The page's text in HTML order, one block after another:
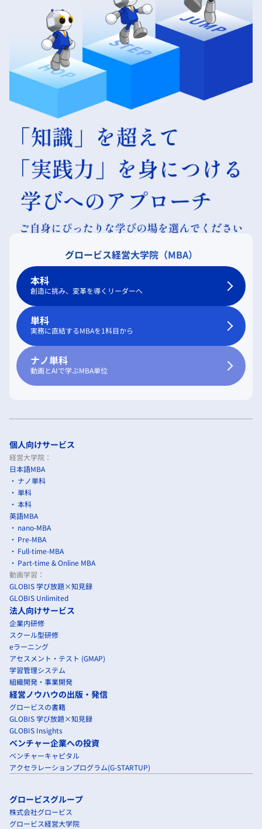
グロービス経営大学院（MBA）
本科
創造に挑み、変革を導くリーダーへ
単科
実務に直結するMBAを1科目から
ナノ単科
動画とAIで学ぶMBA単位
個人向けサービス
経営大学院：
日本語MBA
ナノ単科
単科
本科
英語MBA
nano-MBA
Pre-MBA
Full-time-MBA
Part-time & Online MBA
動画学習：
GLOBIS 学び放題×知見録
GLOBIS Unlimited
法人向けサービス
企業内研修
スクール型研修
eラーニング
アセスメント・テスト (GMAP)
学習管理システム
組織開発・事業開発
経営ノウハウの出版・発信
グロービスの書籍
GLOBIS 学び放題×知見録
GLOBIS Insights
ベンチャー企業への投資
ベンチャーキャピタル
アクセラレーションプログラム(G-STARTUP)
グロービスグループ
株式会社グロービス
グロービス経営大学院